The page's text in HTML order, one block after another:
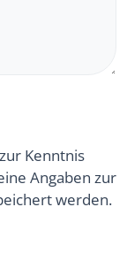
Kenntnis
Angaben zur
werden.